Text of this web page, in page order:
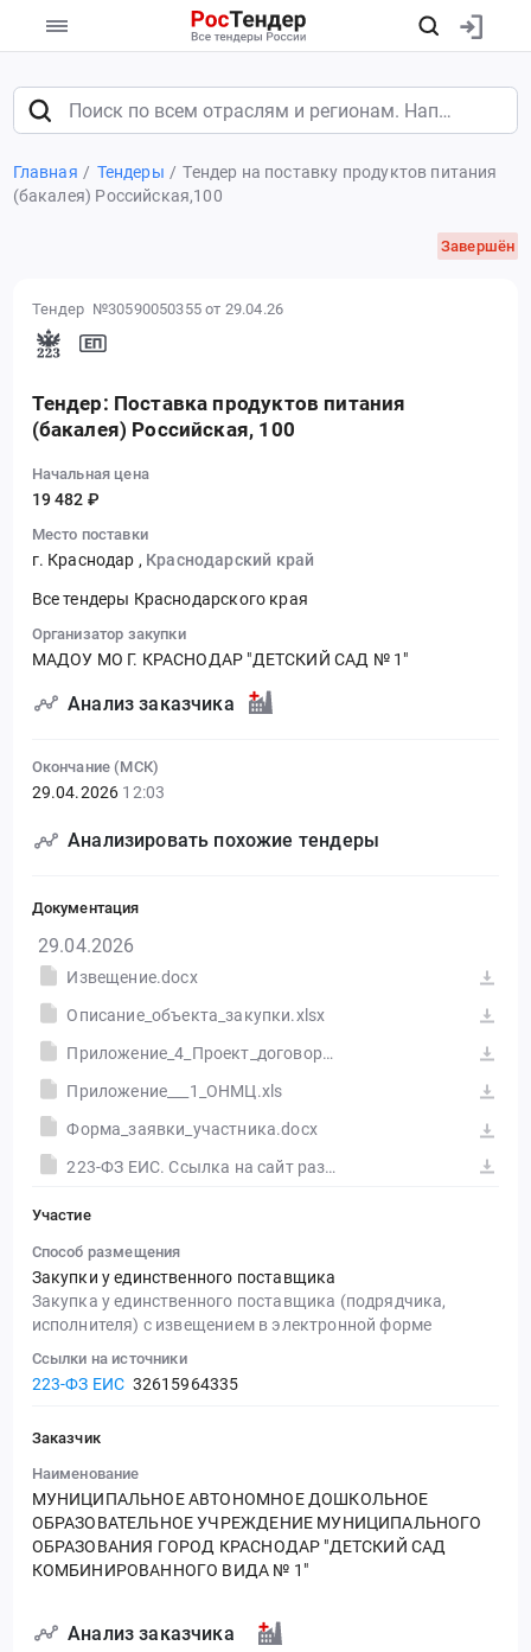
Главная Тендеры
Тендер на поставку продуктов питания
(бакалея) Российская,100
Завершён
Тендер №30590050355 от 29.04.26
Тендер: Поставка продуктов питания
(бакалея) Российская, 100
Начальная цена
19 482 ₽
Место поставки
г. Краснодар , Краснодарский край
Все тендеры Краснодарского края
Организатор закупки
МАДОУ МО Г. КРАСНОДАР "ДЕТСКИЙ САД № 1"
Анализ заказчика
Окончание (МСК)
29.04.2026 12:03
Анализировать похожие тендеры
Документация
29.04.2026
Извещение.docx
Описание_объекта_закупки.xlsx
Приложение_4_Проект_договора.docx
Приложение___1_ОНМЦ.xls
Форма_заявки_участника.docx
223-ФЗ ЕИС. Ссылка на сайт размещения тендера #30590050355.doc
Участие
Способ размещения
Закупки у единственного поставщика
Закупка у единственного поставщика (подрядчика,
исполнителя) с извещением в электронной форме
Ссылки на источники
223-ФЗ ЕИС 32615964335
Заказчик
Наименование
МУНИЦИПАЛЬНОЕ АВТОНОМНОЕ ДОШКОЛЬНОЕ
ОБРАЗОВАТЕЛЬНОЕ УЧРЕЖДЕНИЕ МУНИЦИПАЛЬНОГО
ОБРАЗОВАНИЯ ГОРОД КРАСНОДАР "ДЕТСКИЙ САД
КОМБИНИРОВАННОГО ВИДА № 1"
Анализ заказчика